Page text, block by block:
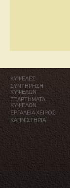
ΚΥΨΕΛΕΣ
ΣΥΝΤΗΡΗΣΗ
ΚΥΨΕΛΩΝ
ΕΞΑΡΤΗΜΑΤΑ
ΚΥΨΕΛΩΝ
ΕΡΓΑΛΕΙΑ ΧΕΙΡΟΣ
ΚΑΠΝΙΣΤΗΡΙΑ